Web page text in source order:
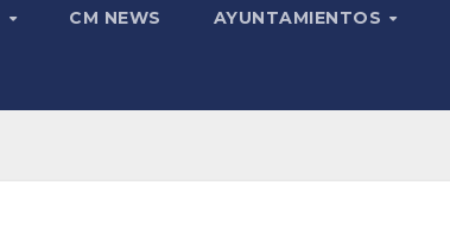
CM NEWS AYUNTAMIENTOS